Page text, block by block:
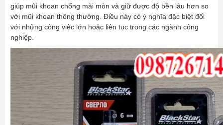
giúp mũi khoan chống mài mòn và giữ được độ bền lâu hơn so
với mũi khoan thông thường. Điều này có ý nghĩa đặc biệt đối
với những công việc lớn hoặc liên tục trong các ngành công
nghiệp.